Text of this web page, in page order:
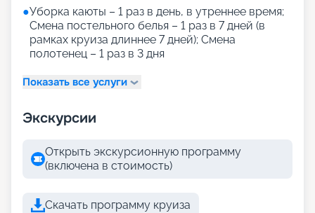
●Уборка каюты – 1 раз в день, в утреннее время;
Смена постельного белья – 1 раз в 7 дней (в
рамках круиза длиннее 7 дней); Смена
полотенец – 1 раз в 3 дня
Показать все услуги
Экскурсии
Открыть экскурсионную программу
(включена в стоимость)
Скачать программу круиза